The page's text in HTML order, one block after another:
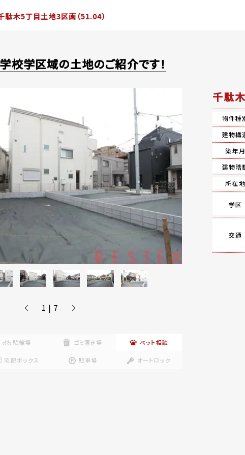
駄木5丁目土地3区画（51.04）
校学区域の土地のご紹介です！
1 | 7
駐輪場 ゴミ置き場 ペット相談
宅配ボックス 駐車場 オートロック
千駄
物件種
建物構
築年月
建物階
所在地
学区
交通